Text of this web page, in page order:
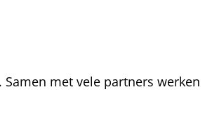
met vele partners werken